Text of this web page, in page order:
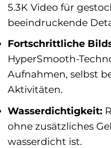
5.3K Video für
beeindruckende
Fortschrittliche
HyperSmooth-
Aufnahmen, selbst
Aktivitäten.
Wasserdichtigkeit:
ohne zusätzliches
wasserdicht ist.